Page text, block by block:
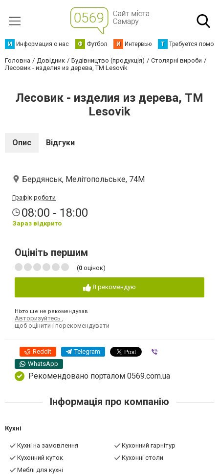
И Информация о нас Ф Футбол И Интервью Т Требуется
Головна Довідник Будівництво (продукція)
Столярні вироби
Лесовик - изделия из дерева, ТМ Lesovik
Лесовик - изделия из дерева, ТМ
Lesovik
Опис Відгуки
Бердянськ, Мелітопольське, 74М
Графік роботи
08:00 - 18:00
Зараз відкрито
Оцініть першим
(0 оцінок)
Я рекомендую
Ніхто ще не рекомендував
Авторизуйтесь
щоб оцінити і порекомендувати
Reddit Telegram
WhatsApp
Рекомендовано порталом 0569.com.ua
Інформація про компанію
Кухні
Кухні на замовлення
Кухонний гарнітур
Кухонний куток
Кухонні столи
Меблі для кухні